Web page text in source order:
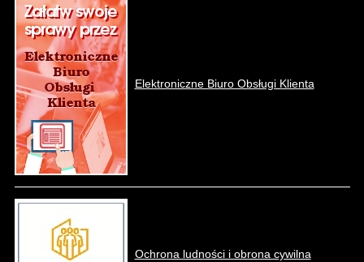
Elektroniczne Biuro Obsługi Klienta
Ochrona ludności i obrona cywilna